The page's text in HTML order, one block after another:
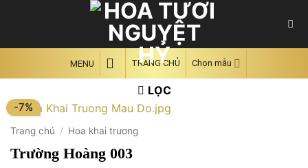
MENU TRANG CHỦ Chọn mẫu
LỌC
-7%
Trang chủ / Hoa khai trương
Trường Hoàng 003